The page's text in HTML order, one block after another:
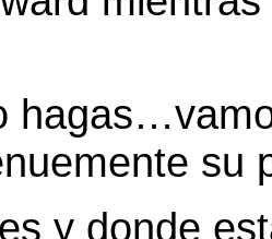
su
y donde